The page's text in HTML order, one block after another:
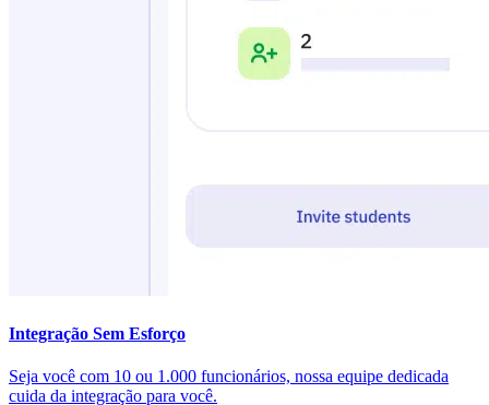
Integração Sem Esforço
Seja você com 10 ou 1.000 funcionários, nossa equipe dedicada
cuida da integração para você.